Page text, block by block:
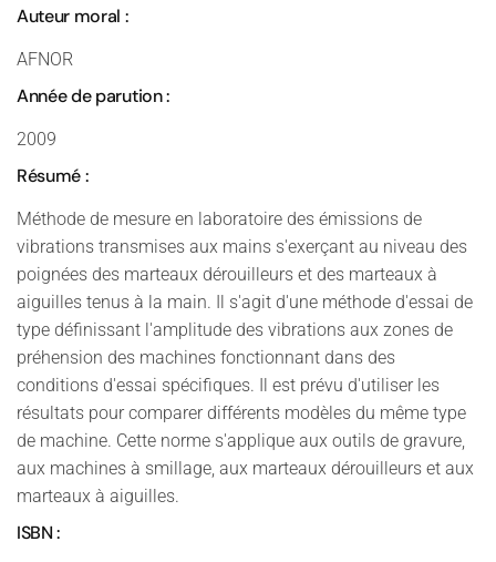
Auteur moral :
AFNOR
Année de parution :
2009
Résumé :
Méthode de mesure en laboratoire des émissions de
vibrations transmises aux mains s'exerçant au niveau des
poignées des marteaux dérouilleurs et des marteaux à
aiguilles tenus à la main. Il s'agit d'une méthode d'essai de
type définissant l'amplitude des vibrations aux zones de
préhension des machines fonctionnant dans des
conditions d'essai spécifiques. Il est prévu d'utiliser les
résultats pour comparer différents modèles du même type
de machine. Cette norme s'applique aux outils de gravure,
aux machines à smillage, aux marteaux dérouilleurs et aux
marteaux à aiguilles.
ISBN :